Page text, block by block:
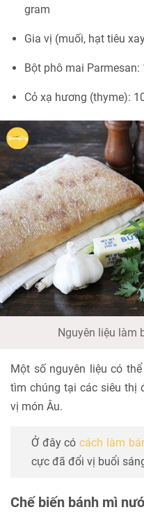
gram
Gia vị (muối, hạt tiêu
Bột phô mai Parmesan:
Cỏ xạ hương (thyme):
Nguyên liệu làm
Một số nguyên liệu có
tìm chúng tại các siêu thị
vị món Âu.
Ở đây cócách làm
cực đã đổi vị buổi
Chế biến bánh mì